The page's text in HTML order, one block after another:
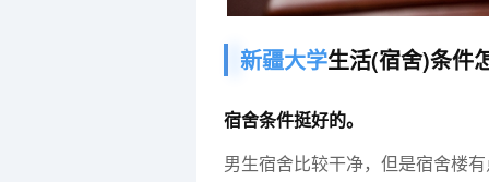
新疆大学生活(宿舍)条件
宿舍条件挺好的。
男生宿舍比较干净，但是宿舍楼